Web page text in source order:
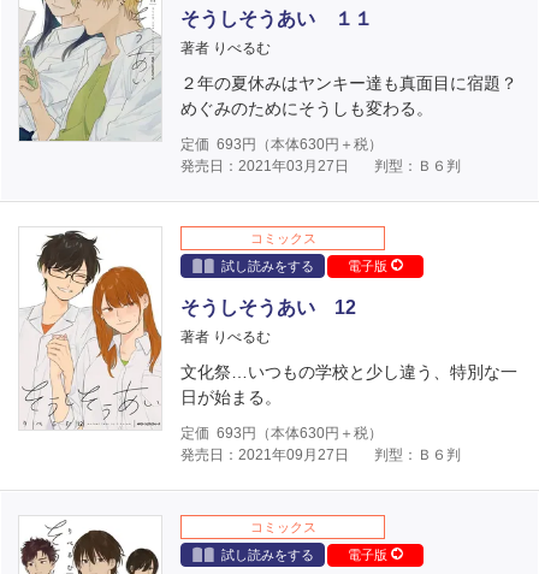
そうしそうあい １１
著者 りべるむ
２年の夏休みはヤンキー達も真面目に宿題？
めぐみのためにそうしも変わる。
定価 693 円（本体630円＋税）
発売日：2021年03月27日
判型：Ｂ６判
コミックス
試し読みをする
電子版
そうしそうあい 12
著者 りべるむ
文化祭…いつもの学校と少し違う、特別な一
日が始まる。
定価 693 円（本体630円＋税）
発売日：2021年09月27日
判型：Ｂ６判
コミックス
試し読みをする
電子版